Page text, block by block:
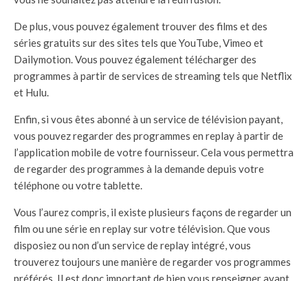
De plus, vous pouvez également trouver des films et des
séries gratuits sur des sites tels que YouTube, Vimeo et
Dailymotion. Vous pouvez également télécharger des
programmes à partir de services de streaming tels que Netflix
et Hulu.
Enfin, si vous êtes abonné à un service de télévision payant,
vous pouvez regarder des programmes en replay à partir de
l’application mobile de votre fournisseur. Cela vous permettra
de regarder des programmes à la demande depuis votre
téléphone ou votre tablette.
Vous l’aurez compris, il existe plusieurs façons de regarder un
film ou une série en replay sur votre télévision. Que vous
disposiez ou non d’un service de replay intégré, vous
trouverez toujours une manière de regarder vos programmes
préférés. Il est donc important de bien vous renseigner avant